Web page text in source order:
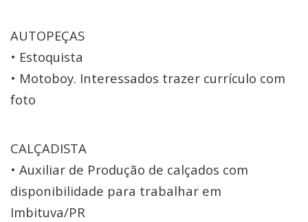
AUTOPEÇAS
• Estoquista
• Motoboy. Interessados trazer currículo com
foto
CALÇADISTA
• Auxiliar de Produção de calçados com
disponibilidade para trabalhar em
Imbituva/PR